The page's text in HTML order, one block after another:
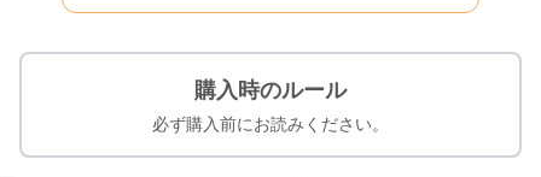
購入時のルール
必ず購入前にお読みください。